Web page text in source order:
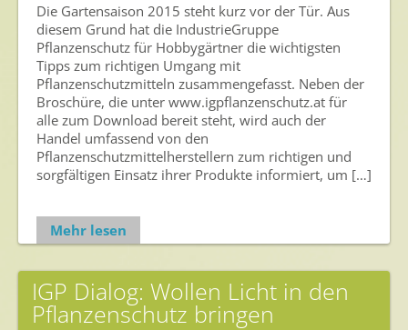
Die Gartensaison 2015 steht kurz vor der Tür. Aus
diesem Grund hat die IndustrieGruppe
Pflanzenschutz für Hobbygärtner die wichtigsten
Tipps zum richtigen Umgang mit
Pflanzenschutzmitteln zusammengefasst. Neben der
Broschüre, die unter www.igpflanzenschutz.at für
alle zum Download bereit steht, wird auch der
Handel umfassend von den
Pflanzenschutzmittelherstellern zum richtigen und
sorgfältigen Einsatz ihrer Produkte informiert, um […]
Mehr lesen
IGP Dialog: Wollen Licht in den
Pflanzenschutz bringen